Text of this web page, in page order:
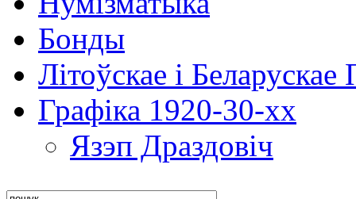
Бонды
Літоўскае і
Графіка 1920-30-хх
Язэп Драздовіч